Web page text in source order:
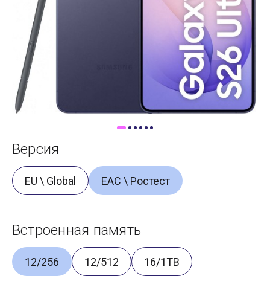
Версия
EU \ Global ЕАС \ Ростест
Встроенная память
12/256 12/512 16/1TB